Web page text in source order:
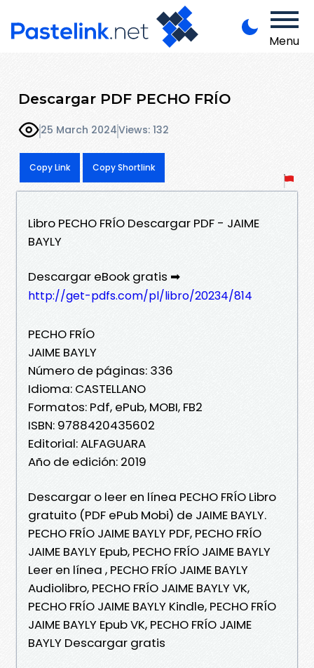
Menu
Descargar PDF PECHO FRÍO
25 March 2024Views: 132
Copy Link Copy Shortlink
Libro PECHO FRÍO Descargar PDF - JAIME
BAYLY
Descargar eBook gratis ➡
http://get-pdfs.com/pl/libro/20234/814
PECHO FRÍO
JAIME BAYLY
Número de páginas: 336
Idioma: CASTELLANO
Formatos: Pdf, ePub, MOBI, FB2
ISBN: 9788420435602
Editorial: ALFAGUARA
Año de edición: 2019
Descargar o leer en línea PECHO FRÍO Libro
gratuito (PDF ePub Mobi) de JAIME BAYLY.
PECHO FRÍO JAIME BAYLY PDF, PECHO FRÍO
JAIME BAYLY Epub, PECHO FRÍO JAIME BAYLY
Leer en línea , PECHO FRÍO JAIME BAYLY
Audiolibro, PECHO FRÍO JAIME BAYLY VK,
PECHO FRÍO JAIME BAYLY Kindle, PECHO FRÍO
JAIME BAYLY Epub VK, PECHO FRÍO JAIME
BAYLY Descargar gratis